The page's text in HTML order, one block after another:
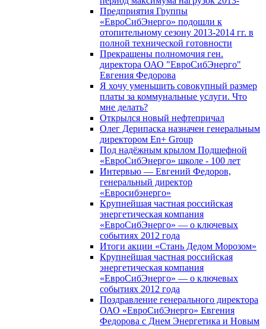
Предприятия Группы
«ЕвроСибЭнерго» подошли к
отопительному сезону 2013-2014 гг. в
полной технической готовности
Прекращены полномочия ген.
директора ОАО "ЕвроСибЭнерго"
Евгения Федорова
Я хочу уменьшить совокупный размер
платы за коммунальные услуги. Что
мне делать?
Открылся новый нефтепричал
Олег Дерипаска назначен генеральным
директором En+ Group
Под надёжным крылом Подшефной
«ЕвроСибЭнерго» школе - 100 лет
Интервью — Евгений Федоров,
генеральный директор
«Евросибэнерго»
Крупнейшая частная российская
энергетическая компания
«ЕвроСибЭнерго» — о ключевых
событиях 2012 года
Итоги акции «Стань Дедом Морозом»
Крупнейшая частная российская
энергетическая компания
«ЕвроСибЭнерго» — о ключевых
событиях 2012 года
Поздравление генерального директора
ОАО «ЕвроСибЭнерго» Евгения
Федорова с Днем Энергетика и Новым